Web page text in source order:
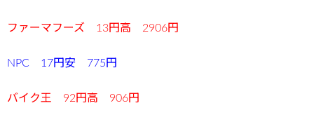
ファーマフーズ 13円高 2906円
NPC 17円安 775円
バイク王 92円高 906円